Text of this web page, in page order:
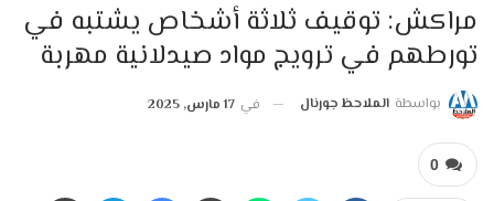
مراكش: توقيف ثلاثة أشخاص يشتبه في
تورطهم في ترويج مواد صيدلانية مهربة
بواسطة الملاحظ جورنال في 17 مارس, 2025
0